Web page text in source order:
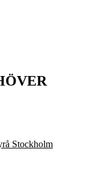
Stockholm